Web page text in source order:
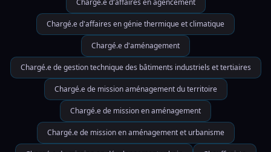
Chargé.e d'affaires en agencement
Chargé.e d'affaires en génie thermique et climatique
Chargé.e d'aménagement
Chargé.e de gestion technique des bâtiments industriels et tertiaires
Chargé.e de mission aménagement du territoire
Chargé.e de mission en aménagement
Chargé.e de mission en aménagement et urbanisme